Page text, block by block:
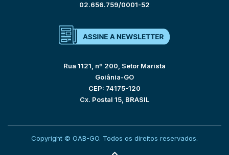
02.656.759/0001-52
Rua 1121, nº 200, Setor Marista
Goiânia-GO
CEP: 74175-120
Cx. Postal 15, BRASIL
Copyright © OAB-GO. Todos os direitos reservados.